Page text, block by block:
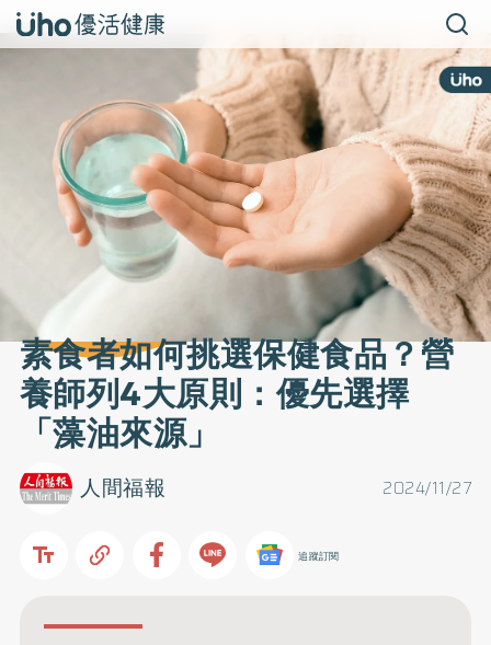
素食者如何挑選保健食品？營
養師列4大原則：優先選擇
「藻油來源」
2024/11/27
人間福報
追蹤訂閱